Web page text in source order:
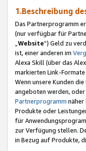
1.Beschreibung
Das Partnerprogramm
(nur verfügbar für
Website“) Geld zu
ist, einer anderen im
Alexa Skill (über das
markierten Link-Formate
Wenn unsere Kunden
angeboten werden,
Partnerprogramm näher
Produkte oder
für
zur Verfügung stellen.
in Bezug auf Produkte,